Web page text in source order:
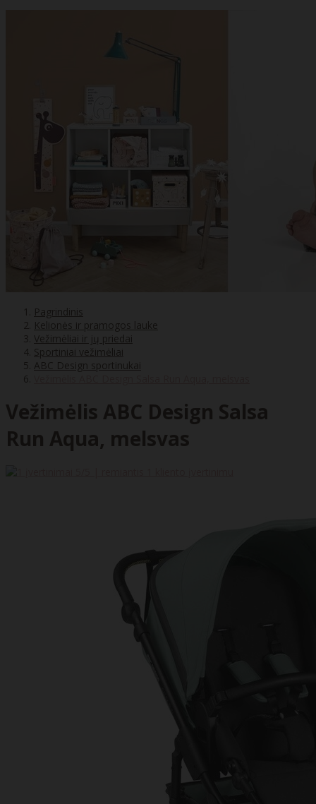
Pagrindinis
Kelionės ir pramogos lauke
Vežimėliai ir jų priedai
Sportiniai vežimėliai
ABC Design sportinukai
Vežimėlis ABC Design Salsa
Run Aqua, melsvas